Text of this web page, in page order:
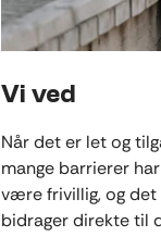
Vi ved
Når det er let og
mange barrierer
være frivillig, og det
bidrager direkte til